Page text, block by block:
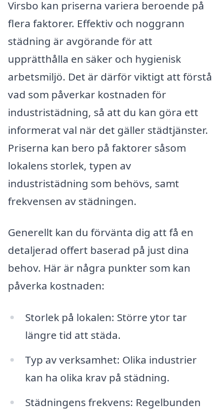
Virsbo kan priserna variera beroende på
flera faktorer. Effektiv och noggrann
städning är avgörande för att
upprätthålla en säker och hygienisk
arbetsmiljö. Det är därför viktigt att förstå
vad som påverkar kostnaden för
industristädning, så att du kan göra ett
informerat val när det gäller städtjänster.
Priserna kan bero på faktorer såsom
lokalens storlek, typen av
industristädning som behövs, samt
frekvensen av städningen.
Generellt kan du förvänta dig att få en
detaljerad offert baserad på just dina
behov. Här är några punkter som kan
påverka kostnaden:
Storlek på lokalen: Större ytor tar
längre tid att städa.
Typ av verksamhet: Olika industrier
kan ha olika krav på städning.
Städningens frekvens: Regelbunden